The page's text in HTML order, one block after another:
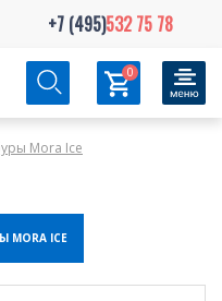
+7 (495)532 75 78
0
Mora Ice
ICE